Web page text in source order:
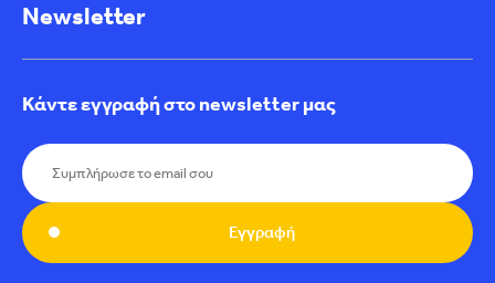
Newsletter
Κάντε εγγραφή στο newsletter μας
Εγγραφή